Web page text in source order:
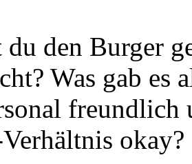
du den Burger
Was gab es
freundlich
okay?